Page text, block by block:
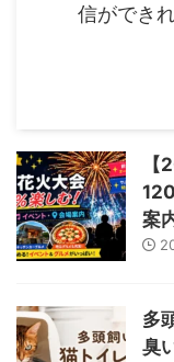
信ができ
案
多
臭